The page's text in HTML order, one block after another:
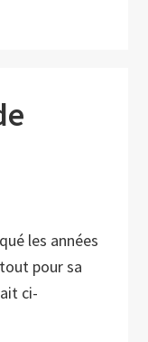
les années
pour sa
ci-